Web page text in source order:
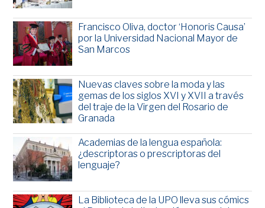
Francisco Oliva, doctor ‘Honoris Causa’
por la Universidad Nacional Mayor de
San Marcos
Nuevas claves sobre la moda y las
gemas de los siglos XVI y XVII a través
del traje de la Virgen del Rosario de
Granada
Academias de la lengua española:
¿descriptoras o prescriptoras del
lenguaje?
La Biblioteca de la UPO lleva sus cómics